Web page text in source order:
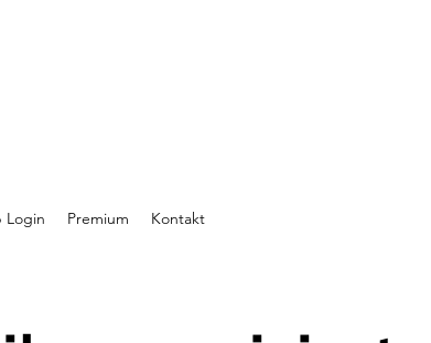
Login Premium Kontakt